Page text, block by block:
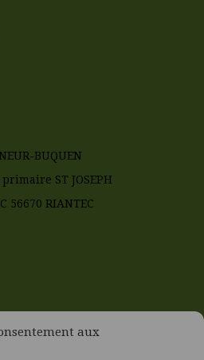
aux
BUQUEN
ST JOSEPH
56670 RIANTEC